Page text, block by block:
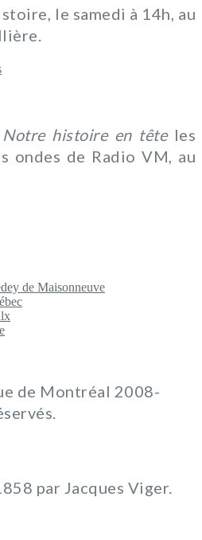
le samedi à 14h, au
Notre histoire en têteles
ondes de Radio VM, au
de Maisonneuve
de Montréal 2008-
par Jacques Viger.